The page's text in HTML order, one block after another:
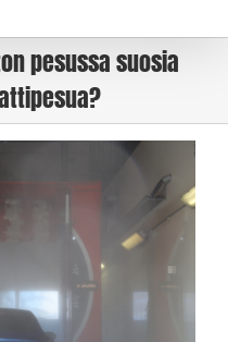
pesussa suosia